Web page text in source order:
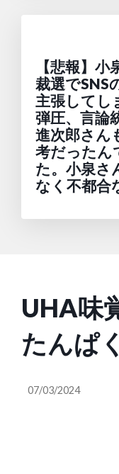
【悲報】
裁選でSNS
主張して
弾圧、言論
進次郎さん
考だったん
た。小泉さ
なく不都合
UHA味
たんぱ
待され
07/03/2024